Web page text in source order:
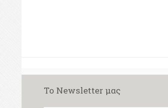
Το Newsletter μας